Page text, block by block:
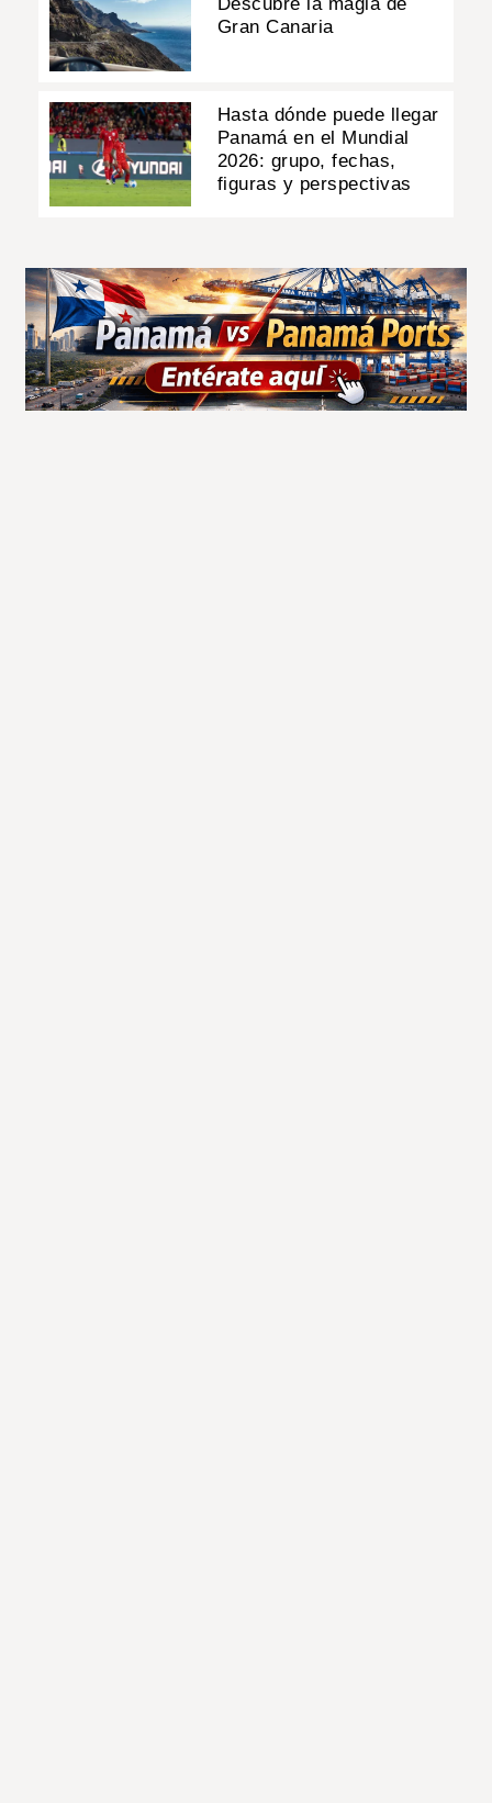
Gran Canaria
Hasta dónde puede llegar
Panamá en el Mundial
2026: grupo, fechas,
figuras y perspectivas